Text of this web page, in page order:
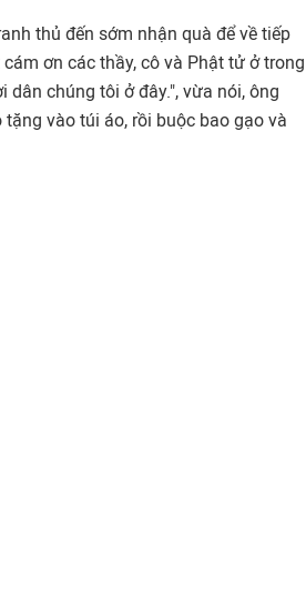
thủ đến sớm nhận quà để về tiếp
ơn các thầy, cô và Phật tử ở trong
chúng tôi ở đây.", vừa nói, ông
vào túi áo, rồi buộc bao gạo và